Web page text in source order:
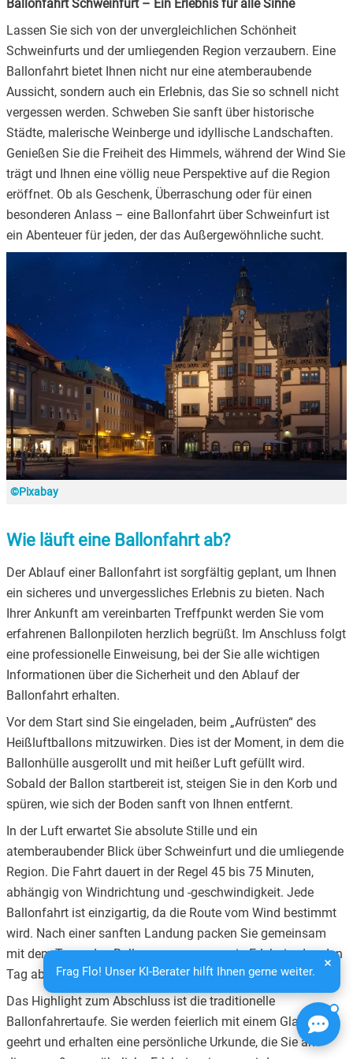
Ballonfahrt Schweinfurt – Ein Erlebnis für alle Sinne
Lassen Sie sich von der unvergleichlichen Schönheit
Schweinfurts und der umliegenden Region verzaubern. Eine
Ballonfahrt bietet Ihnen nicht nur eine atemberaubende
Aussicht, sondern auch ein Erlebnis, das Sie so schnell nicht
vergessen werden. Schweben Sie sanft über historische
Städte, malerische Weinberge und idyllische Landschaften.
Genießen Sie die Freiheit des Himmels, während der Wind Sie
trägt und Ihnen eine völlig neue Perspektive auf die Region
eröffnet. Ob als Geschenk, Überraschung oder für einen
besonderen Anlass – eine Ballonfahrt über Schweinfurt ist
ein Abenteuer für jeden, der das Außergewöhnliche sucht.
©Pixabay
Wie läuft eine Ballonfahrt ab?
Der Ablauf einer Ballonfahrt ist sorgfältig geplant, um Ihnen
ein sicheres und unvergessliches Erlebnis zu bieten. Nach
Ihrer Ankunft am vereinbarten Treffpunkt werden Sie vom
erfahrenen Ballonpiloten herzlich begrüßt. Im Anschluss folgt
eine professionelle Einweisung, bei der Sie alle wichtigen
Informationen über die Sicherheit und den Ablauf der
Ballonfahrt erhalten.
Vor dem Start sind Sie eingeladen, beim „Aufrüsten“ des
Heißluftballons mitzuwirken. Dies ist der Moment, in dem die
Ballonhülle ausgerollt und mit heißer Luft gefüllt wird.
Sobald der Ballon startbereit ist, steigen Sie in den Korb und
spüren, wie sich der Boden sanft von Ihnen entfernt.
In der Luft erwartet Sie absolute Stille und ein
atemberaubender Blick über Schweinfurt und die umliegende
Region. Die Fahrt dauert in der Regel 45 bis 75 Minuten,
abhängig von Windrichtung und -geschwindigkeit. Jede
Ballonfahrt ist einzigartig, da die Route vom Wind bestimmt
wird. Nach einer sanften Landung packen Sie gemeinsam
mit dem Team den Ballon zusammen – ein Erlebnis, das den
Tag abrundet.
Das Highlight zum Abschluss ist die traditionelle
Ballonfahrertaufe. Sie werden feierlich mit einem Glas Sekt
geehrt und erhalten eine persönliche Urkunde, die Sie an
Frag Flo! Unser KI-Berater hilft Ihnen gerne weiter.